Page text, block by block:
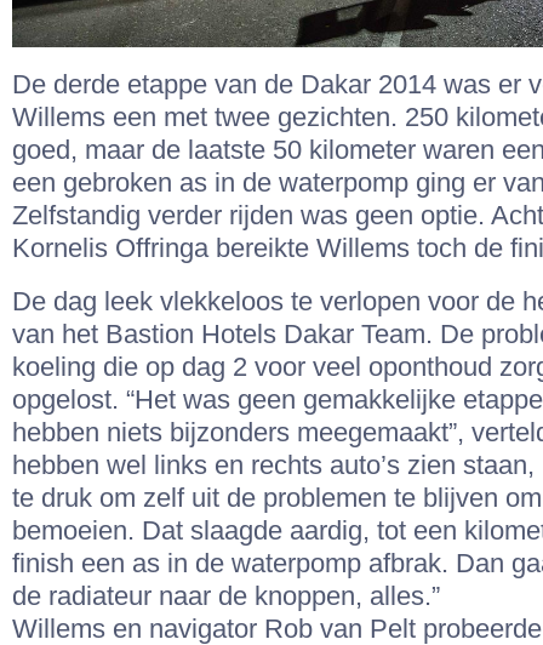
De derde etappe van de Dakar 2014 was er
Willems een met twee gezichten. 250
goed, maar de laatste 50 kilometer waren
een gebroken as in de waterpomp ging er
Zelfstandig verder rijden was geen optie.
Kornelis Offringa bereikte Willems toch de
De dag leek vlekkeloos te verlopen voor de
van het Bastion Hotels Dakar Team. De
koeling die op dag 2 voor veel oponthoud
opgelost. “Het was geen gemakkelijke
hebben niets bijzonders meegemaakt”,
hebben wel links en rechts auto’s zien
te druk om zelf uit de problemen te blijven
bemoeien. Dat slaagde aardig, tot een
finish een as in de waterpomp afbrak. Dan
de radiateur naar de knoppen, alles.”
Willems en navigator Rob van Pelt